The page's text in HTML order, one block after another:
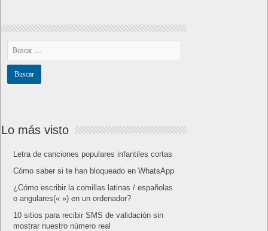
Lo más visto
Letra de canciones populares infantiles cortas
Cómo saber si te han bloqueado en WhatsApp
¿Cómo escribir la comillas latinas / españolas
o angulares(« ») en un ordenador?
10 sitios para recibir SMS de validación sin
mostrar nuestro número real